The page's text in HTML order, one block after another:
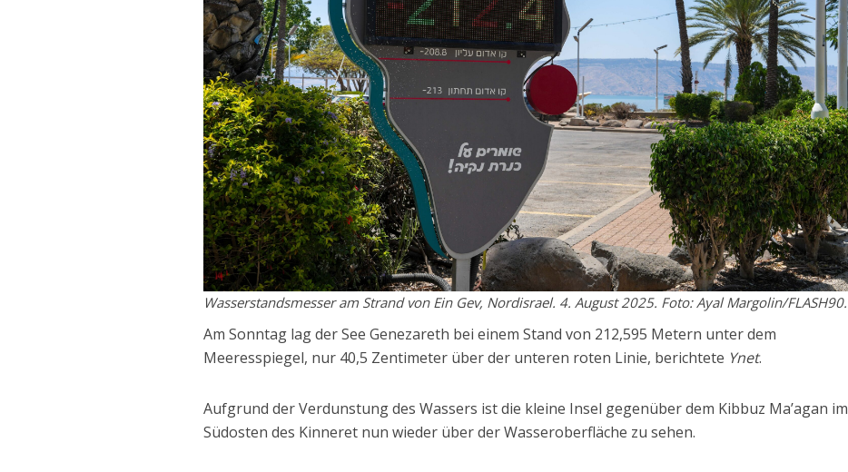
Wasserstandsmesser am Strand von Ein Gev, Nordisrael. 4. August 2025. Foto: Ayal Margolin/FLASH90.
Am Sonntag lag der See Genezareth bei einem Stand von 212,595 Metern unter dem
Meeresspiegel, nur 40,5 Zentimeter über der unteren roten Linie, berichtete Ynet.
Aufgrund der Verdunstung des Wassers ist die kleine Insel gegenüber dem Kibbuz Ma’agan im
Südosten des Kinneret nun wieder über der Wasseroberfläche zu sehen.